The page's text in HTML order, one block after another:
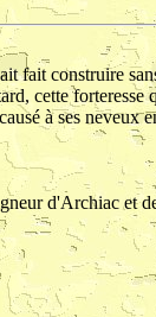
fait construire
cette forteresse
à ses neveux
d'Archiac et